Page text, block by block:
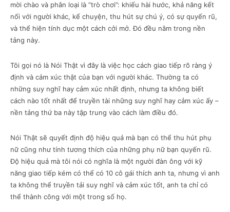
mời chào và phân loại là “trò chơi”: khiếu hài hước, khả năng kết
nối với người khác, kể chuyện, thu hút sự chú ý, có sự quyến rũ,
và thể hiện tính dục một cách cởi mở. Đó đều nằm trong nền
tảng này.
Tôi gọi nó là Nói Thật vì đây là việc học cách giao tiếp rõ ràng ý
định và cảm xúc thật của bạn với người khác. Thường ta có
những suy nghĩ hay cảm xúc nhất định, nhưng ta không biết
cách nào tốt nhất để truyền tài những suy nghĩ hay cảm xúc ấy –
nền tảng thứ ba này tập trung vào cách làm điều đó.
Nói Thật sẽ quyết định độ hiệu quả mà bạn có thể thu hút phụ
nữ cũng như tính tương thích của những phụ nữ bạn quyến rũ.
Độ hiệu quả mà tôi nói có nghĩa là một người đàn ông với kỹ
năng giao tiếp kém có thể có 10 cô gái thích anh ta, nhưng vì anh
ta không thể truyền tải suy nghĩ và cảm xúc tốt, anh ta chỉ có
thể thành công với một trong số họ.